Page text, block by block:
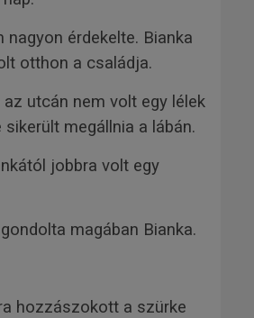
érdekelte. Bianka
otthon a családja.
utcán nem volt egy lélek
megállnia a lábán.
jobbra volt egy
magában Bianka.
hozzászokott a szürke